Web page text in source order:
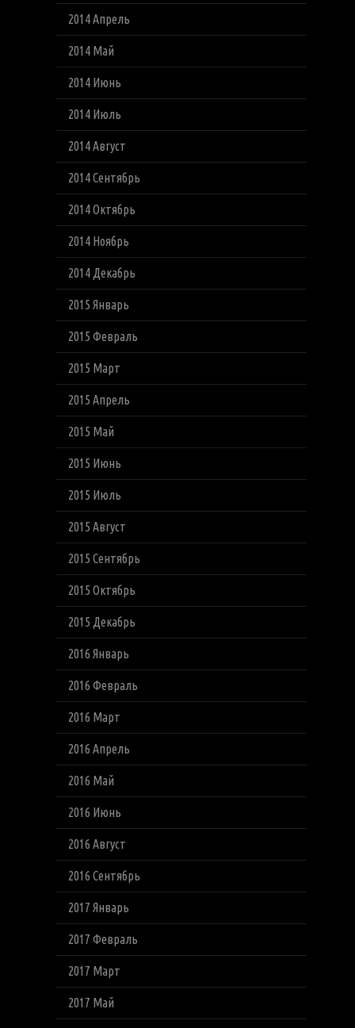
2014 Апрель
2014 Май
2014 Июнь
2014 Июль
2014 Август
2014 Сентябрь
2014 Октябрь
2014 Ноябрь
2014 Декабрь
2015 Январь
2015 Февраль
2015 Март
2015 Апрель
2015 Май
2015 Июнь
2015 Июль
2015 Август
2015 Сентябрь
2015 Октябрь
2015 Декабрь
2016 Январь
2016 Февраль
2016 Март
2016 Апрель
2016 Май
2016 Июнь
2016 Август
2016 Сентябрь
2017 Январь
2017 Февраль
2017 Март
2017 Май